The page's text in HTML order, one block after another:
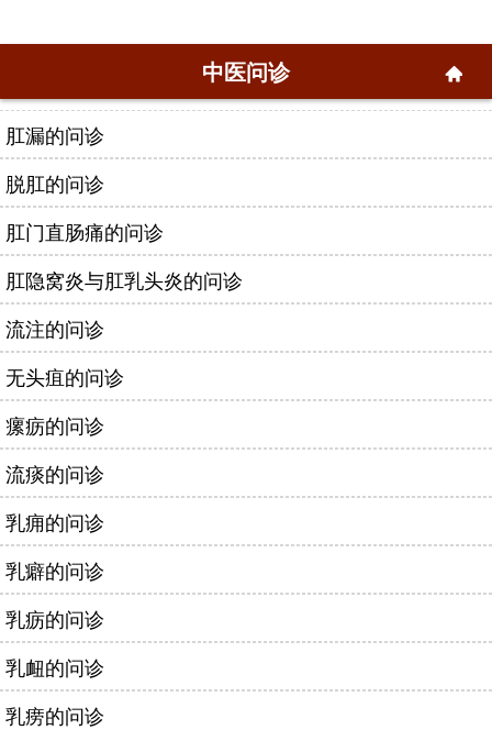
中医问诊
肛漏的问诊
脱肛的问诊
肛门直肠痛的问诊
肛隐窝炎与肛乳头炎的问诊
流注的问诊
无头疽的问诊
瘰疬的问诊
流痰的问诊
乳痈的问诊
乳癖的问诊
乳疬的问诊
乳衄的问诊
乳痨的问诊